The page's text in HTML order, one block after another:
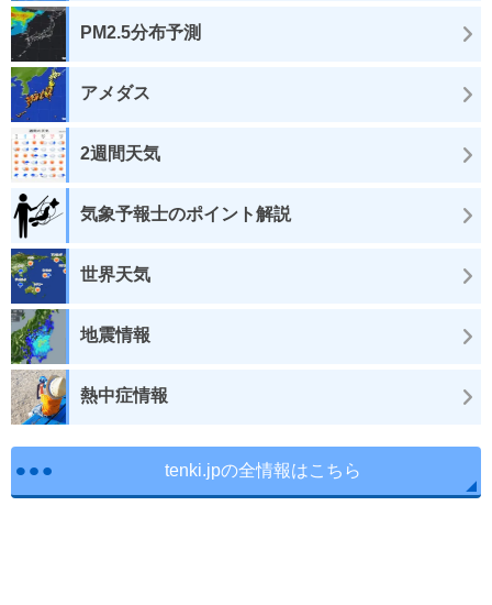
PM2.5分布予測
アメダス
2週間天気
気象予報士のポイント解説
世界天気
地震情報
熱中症情報
tenki.jpの全情報はこちら